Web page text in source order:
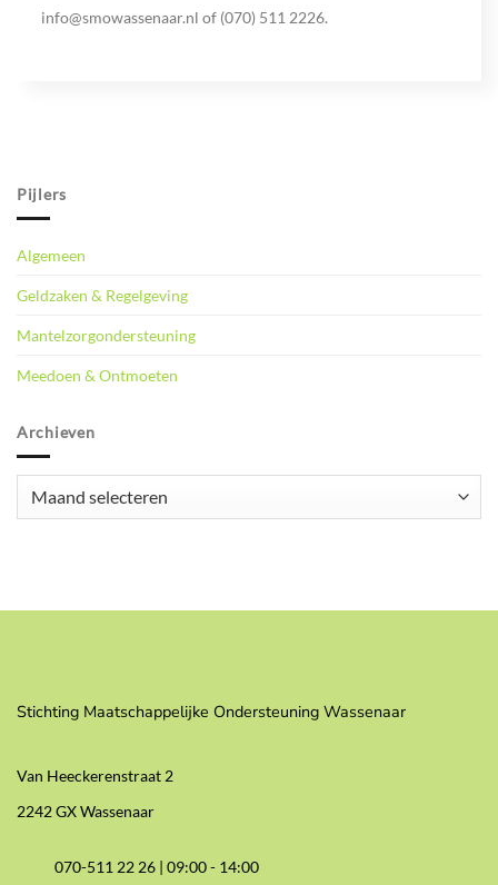
Pijlers
Algemeen
Geldzaken & Regelgeving
Mantelzorgondersteuning
Meedoen & Ontmoeten
Archieven
info@smowassenaar.nl of (070) 511 2226.
Stichting Maatschappelijke Ondersteuning Wassenaar
Van Heeckerenstraat 2
2242 GX Wassenaar
070-511 22 26 |09:00 - 14:00